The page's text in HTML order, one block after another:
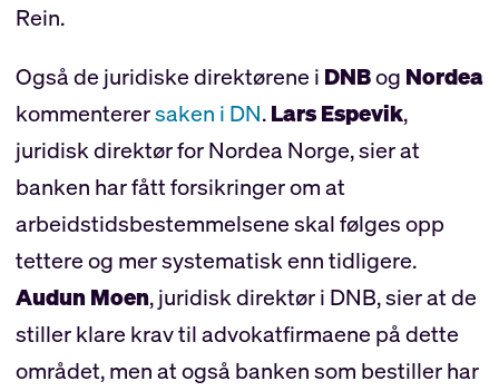
Rein.
Også de juridiske direktørene i DNBog Nordea
kommenterersaken i DN.Lars Espevik,
juridisk direktør for Nordea Norge, sier at
banken har fått forsikringer om at
arbeidstidsbestemmelsene skal følges opp
tettere og mer systematisk enn tidligere.
Audun Moen, juridisk direktør i DNB, sier at de
stiller klare krav til advokatfirmaene på dette
området, men at også banken som bestiller har